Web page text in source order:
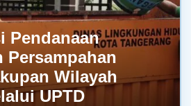
Pendanaan
Persampahan
Wilayah
UPTD